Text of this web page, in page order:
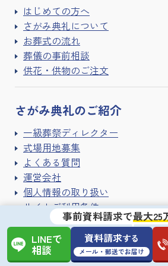
はじめての方へ
さがみ典礼について
お葬式の流れ
葬儀の事前相談
供花・供物のご注文
さがみ典礼のご紹介
一級葬祭ディレクター
式場用地募集
よくある質問
運営会社
個人情報の取り扱い
サイトご利用条件
サイトマップ事前資料請求で最大25
LINEで
相談
資料請求する
メール・郵送でお届け